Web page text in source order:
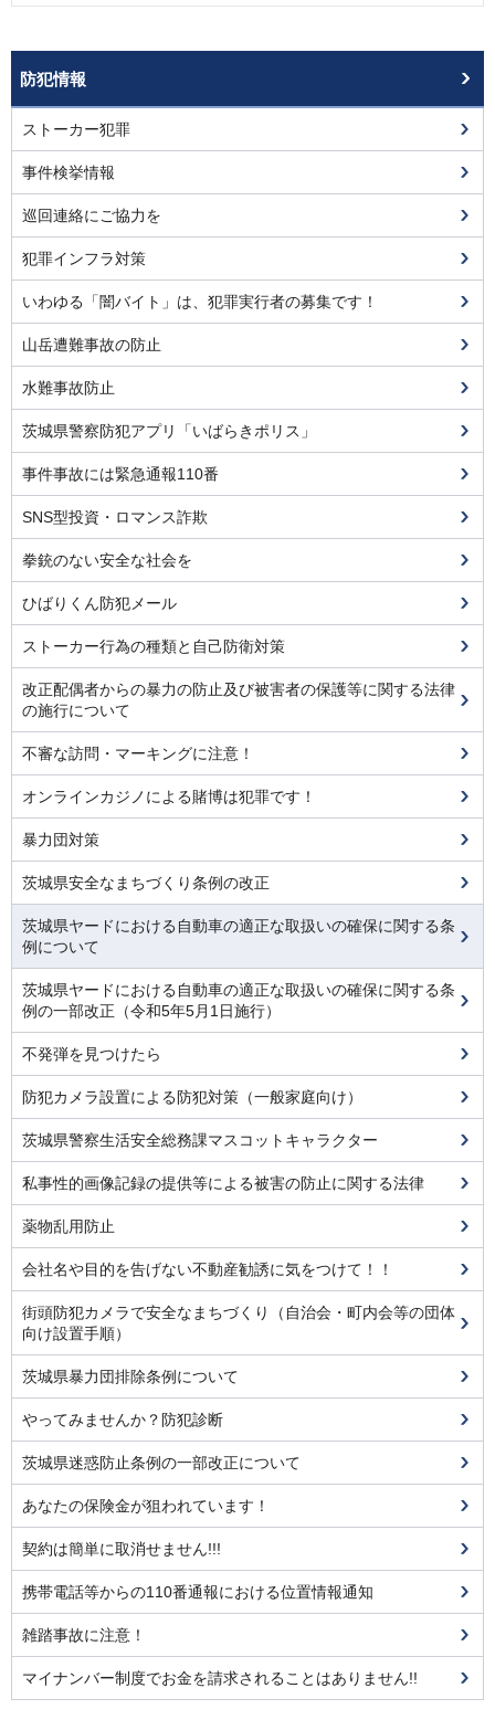
防犯情報
ストーカー犯罪
事件検挙情報
巡回連絡にご協力を
犯罪インフラ対策
いわゆる「闇バイト」は、犯罪実行者の募集です！
山岳遭難事故の防止
水難事故防止
茨城県警察防犯アプリ「いばらきポリス」
事件事故には緊急通報110番
SNS型投資・ロマンス詐欺
拳銃のない安全な社会を
ひばりくん防犯メール
ストーカー行為の種類と自己防衛対策
改正配偶者からの暴力の防止及び被害者の保護等に関する法律
の施行について
不審な訪問・マーキングに注意！
オンラインカジノによる賭博は犯罪です！
暴力団対策
茨城県安全なまちづくり条例の改正
茨城県ヤードにおける自動車の適正な取扱いの確保に関する条
例について
茨城県ヤードにおける自動車の適正な取扱いの確保に関する条
例の一部改正（令和5年5月1日施行）
不発弾を見つけたら
防犯カメラ設置による防犯対策（一般家庭向け）
茨城県警察生活安全総務課マスコットキャラクター
私事性的画像記録の提供等による被害の防止に関する法律
薬物乱用防止
会社名や目的を告げない不動産勧誘に気をつけて！！
街頭防犯カメラで安全なまちづくり（自治会・町内会等の団体
向け設置手順）
茨城県暴力団排除条例について
やってみませんか？防犯診断
茨城県迷惑防止条例の一部改正について
あなたの保険金が狙われています！
契約は簡単に取消せません!!!
携帯電話等からの110番通報における位置情報通知
雑踏事故に注意！
マイナンバー制度でお金を請求されることはありません!!